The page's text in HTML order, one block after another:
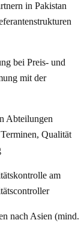
in Pakistan
bei Preis- und
mit der
Abteilungen
Qualität
am
nach Asien (mind.